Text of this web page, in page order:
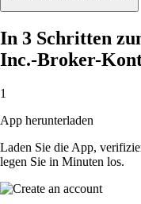
In 3 Schritten
Inc.-Broker-
1
App herunterladen
Laden Sie die App,
legen Sie in Minuten los.